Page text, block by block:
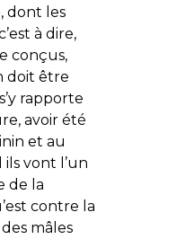
dont les
à dire,
conçus,
doit être
rapporte
avoir été
et au
vont l’un
de la
contre la
mâles